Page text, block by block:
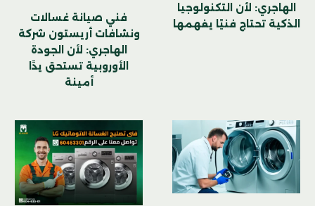
الهاجري: لأن التكنولوجيا
الذكية تحتاج فنيًا يفهمها
فني صيانة غسالات
ونشافات أريستون شركة
الهاجري: لأن الجودة
الأوروبية تستحق يدًا
أمينة